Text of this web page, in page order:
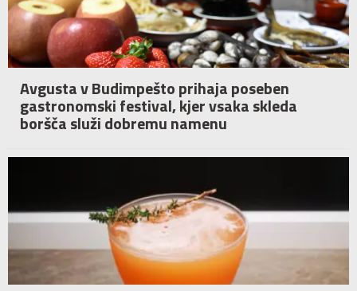
Avgusta v Budimpešto prihaja poseben
gastronomski festival, kjer vsaka skleda
boršča služi dobremu namenu